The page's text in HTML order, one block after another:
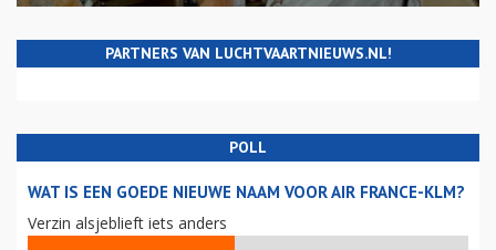
PARTNERS VAN LUCHTVAARTNIEUWS.NL!
POLL
WAT IS EEN GOEDE NIEUWE NAAM VOOR AIR FRANCE-KLM?
Verzin alsjeblieft iets anders